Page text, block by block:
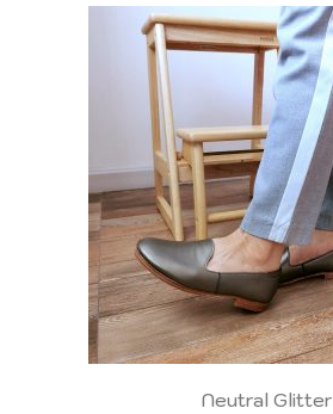
Neutral Glitter